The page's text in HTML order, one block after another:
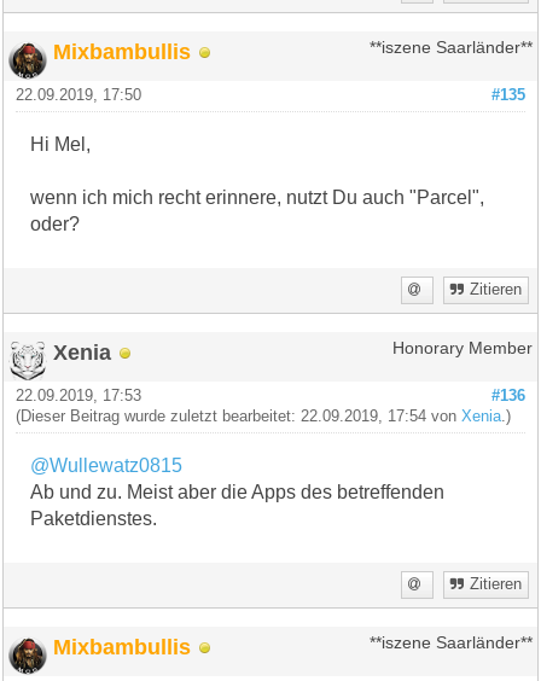
Mixbambullis **iszene Saarländer**
#135
22.09.2019, 17:50
Hi Mel,
wenn ich mich recht erinnere, nutzt Du auch "Parcel",
oder?
Zitieren
Xenia Honorary Member
#136
22.09.2019, 17:53
(Dieser Beitrag wurde zuletzt bearbeitet: 22.09.2019, 17:54 vonXenia.)
@Wullewatz0815
Ab und zu. Meist aber die Apps des betreffenden
Paketdienstes.
Zitieren
Mixbambullis **iszene Saarländer**